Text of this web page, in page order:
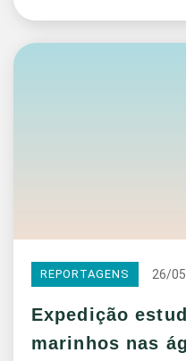
REPORTAGENS 26/
Expedição
marinhos nas